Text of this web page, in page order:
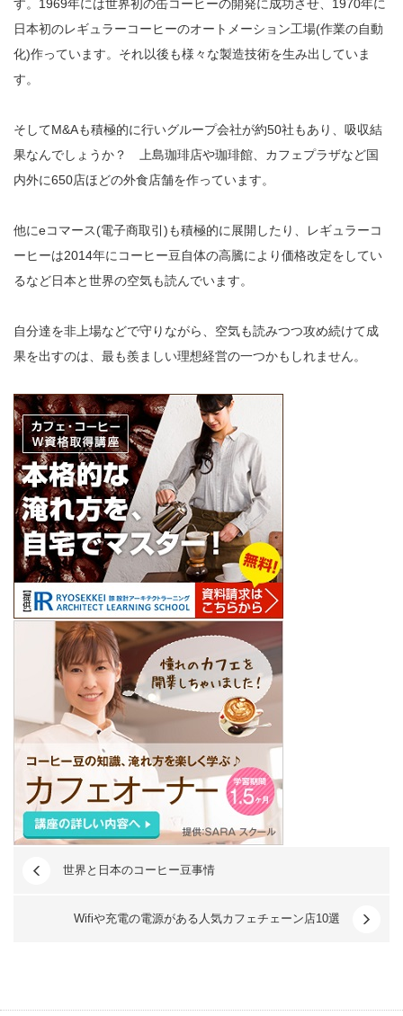
す。1969年には世界初の缶コーヒーの開発に成功させ、1970年に
日本初のレギュラーコーヒーのオートメーション工場(作業の自動
化)作っています。それ以後も様々な製造技術を生み出していま
す。
そしてM&Aも積極的に行いグループ会社が約50社もあり、吸収結
果なんでしょうか？ 上島珈琲店や珈琲館、カフェプラザなど国
内外に650店ほどの外食店舗を作っています。
他にeコマース(電子商取引)も積極的に展開したり、レギュラーコ
ーヒーは2014年にコーヒー豆自体の高騰により価格改定をしてい
るなど日本と世界の空気も読んでいます。
自分達を非上場などで守りながら、空気も読みつつ攻め続けて成
果を出すのは、最も羨ましい理想経営の一つかもしれません。
世界と日本のコーヒー豆事情
Wifiや充電の電源がある人気カフェチェーン店10選